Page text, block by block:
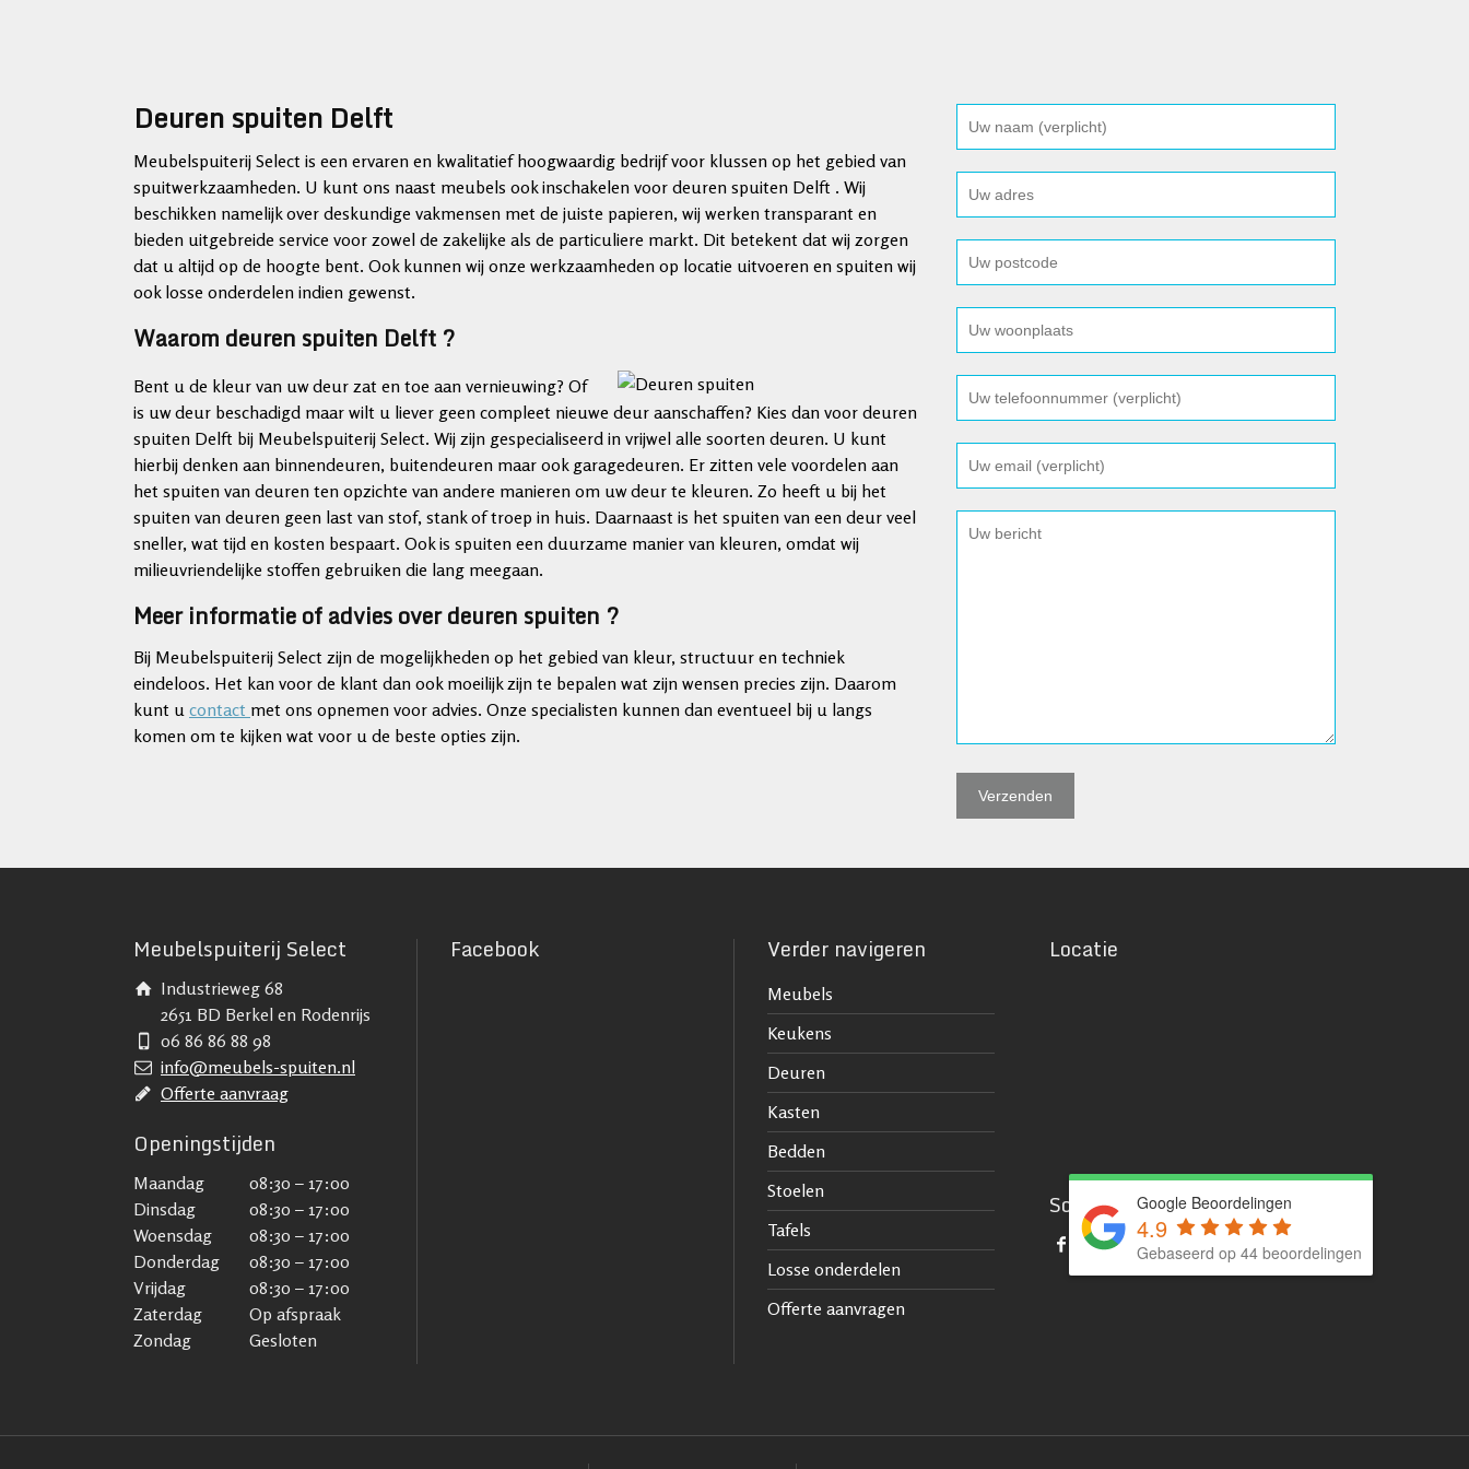
Deuren spuiten Delft
Meubelspuiterij Select is een ervaren en kwalitatief hoogwaardig bedrijf voor klussen op het gebied van
spuitwerkzaamheden. U kunt ons naast meubels ook inschakelen voor deuren spuiten Delft . Wij
beschikken namelijk over deskundige vakmensen met de juiste papieren, wij werken transparant en
bieden uitgebreide service voor zowel de zakelijke als de particuliere markt. Dit betekent dat wij zorgen
dat u altijd op de hoogte bent. Ook kunnen wij onze werkzaamheden op locatie uitvoeren en spuiten wij
ook losse onderdelen indien gewenst.
Waarom deuren spuiten Delft ?
Bent u de kleur van uw deur zat en toe aan vernieuwing? Of
is uw deur beschadigd maar wilt u liever geen compleet nieuwe deur aanschaffen? Kies dan voor deuren
spuiten Delft bij Meubelspuiterij Select. Wij zijn gespecialiseerd in vrijwel alle soorten deuren. U kunt
hierbij denken aan binnendeuren, buitendeuren maar ook garagedeuren. Er zitten vele voordelen aan
het spuiten van deuren ten opzichte van andere manieren om uw deur te kleuren. Zo heeft u bij het
spuiten van deuren geen last van stof, stank of troep in huis. Daarnaast is het spuiten van een deur veel
sneller, wat tijd en kosten bespaart. Ook is spuiten een duurzame manier van kleuren, omdat wij
milieuvriendelijke stoffen gebruiken die lang meegaan.
Meer informatie of advies over deuren spuiten ?
Bij Meubelspuiterij Select zijn de mogelijkheden op het gebied van kleur, structuur en techniek
eindeloos. Het kan voor de klant dan ook moeilijk zijn te bepalen wat zijn wensen precies zijn. Daarom
kunt u contact met ons opnemen voor advies. Onze specialisten kunnen dan eventueel bij u langs
komen om te kijken wat voor u de beste opties zijn.
Meubelspuiterij Select
Industrieweg 68
2651 BD Berkel en Rodenrijs
06 86 86 88 98
info@meubels-spuiten.nl
Offerte aanvraag
Openingstijden
Maandag
08:30 – 17:00
Dinsdag
08:30 – 17:00
Woensdag
08:30 – 17:00
Donderdag
08:30 – 17:00
Vrijdag
08:30 – 17:00
Zaterdag
Op afspraak
Zondag
Gesloten
Facebook Verder navigeren
Meubels
Keukens
Deuren
Kasten
Bedden
Stoelen
Tafels
Losse onderdelen
Offerte aanvragen
Locatie
Social mediaGoogle Beoordelingen
4.9
Gebaseerd op 44 beoordelingen